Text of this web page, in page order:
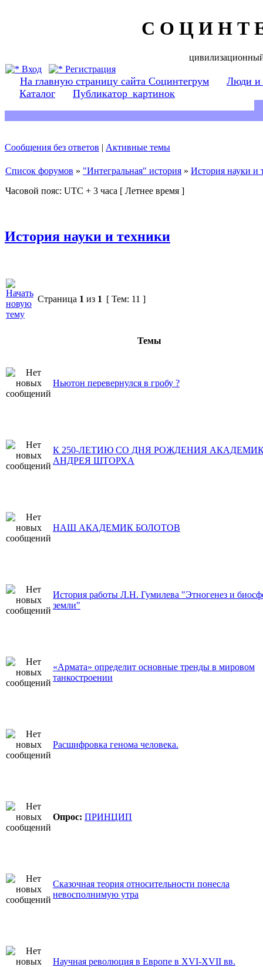
С О Ц И Н Т
Вход
Регистрация
На главную страницу сайта Социнтегрум
Люди и
Каталог
Публикатор_картинок
Сообщения без ответов | Активные темы
Список форумов » "Интегральная" история » История науки и
Часовой пояс: UTC + 3 часа [ Летнее время ]
История науки и техники
Страница 1 из 1 [ Тем: 11 ]
Темы
Ньютон перевернулся в гробу ?
К 250-ЛЕТИЮ СО ДНЯ РОЖДЕНИЯ
АНДРЕЯ ШТОРХА
НАШ АКАДЕМИК БОЛОТОВ
История работы Л.Н. Гумилева "Этногенез и
земли"
«Армата» определит основные тренды в мировом
танкостроении
Расшифровка генома человека.
Опрос: ПРИНЦИП
Сказочная теория относительности понесла
невосполнимую утра
Научная революция в Европе в XVI-XVII вв.